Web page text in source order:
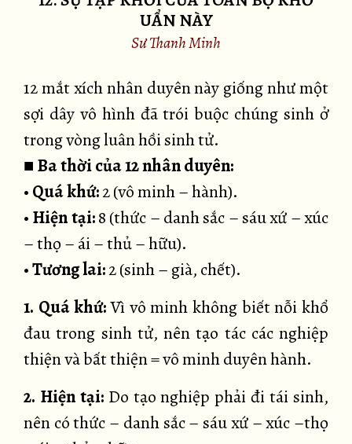
UẨN NÀY
Sư Thanh Minh
12 mắt xích nhân duyên này giống như một
sợi dây vô hình đã trói buộc chúng sinh ở
trong vòng luân hồi sinh tử.
■ Ba thời của 12 nhân duyên:
• Quá khứ:2 (vô minh – hành).
• Hiện tại:8 (thức – danh sắc – sáu xứ – xúc
– thọ – ái – thủ – hữu).
•Tương lai:2 (sinh – già, chết).
1. Quá khứ:Vì vô minh không biết nỗi khổ
đau trong sinh tử, nên tạo tác các nghiệp
thiện và bất thiện = vô minh duyên hành.
2. Hiện tại:Do tạo nghiệp phải đi tái sinh,
nên có thức – danh sắc – sáu xứ – xúc –thọ